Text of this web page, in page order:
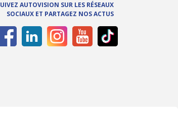
AUTOVISION SUR LES RÉSEAUX
SOCIAUX ET PARTAGEZ NOS ACTUS